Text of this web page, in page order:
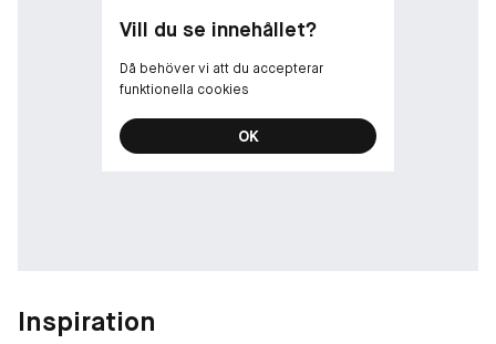
Vill du se innehållet?
Då behöver vi att du accepterar
funktionella cookies
OK
Inspiration